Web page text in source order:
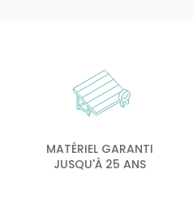
MATÉRIEL GARANTI
JUSQU'À 25 ANS